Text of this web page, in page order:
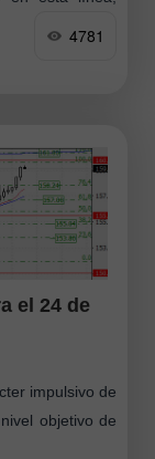
4781
el 24 de
impulsivo de
objetivo de